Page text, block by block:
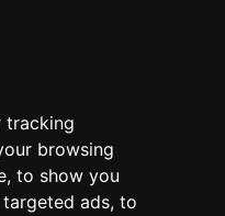
tracking
browsing
to show you
ads, to